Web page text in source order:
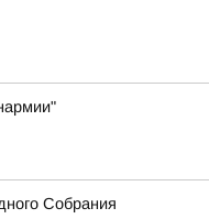
Собрания